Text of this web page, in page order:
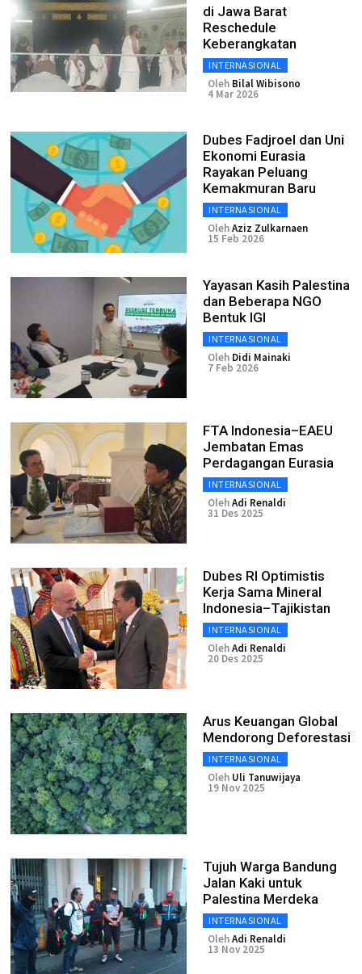
di Jawa Barat
Reschedule
Keberangkatan
INTERNASIONAL
Oleh Bilal Wibisono
4 Mar 2026
Dubes Fadjroel dan Uni
Ekonomi Eurasia
Rayakan Peluang
Kemakmuran Baru
INTERNASIONAL
OlehAziz Zulkarnaen
15 Feb 2026
Yayasan Kasih Palestina
dan Beberapa NGO
Bentuk IGI
INTERNASIONAL
Oleh Didi Mainaki
7 Feb 2026
FTA Indonesia–EAEU
Jembatan Emas
Perdagangan Eurasia
INTERNASIONAL
OlehAdi Renaldi
31 Des 2025
Dubes RI Optimistis
Kerja Sama Mineral
Indonesia–Tajikistan
INTERNASIONAL
OlehAdi Renaldi
20 Des 2025
Arus Keuangan Global
Mendorong Deforestasi
INTERNASIONAL
Oleh Uli Tanuwijaya
19 Nov 2025
Tujuh Warga Bandung
Jalan Kaki untuk
Palestina Merdeka
INTERNASIONAL
OlehAdi Renaldi
13 Nov 2025